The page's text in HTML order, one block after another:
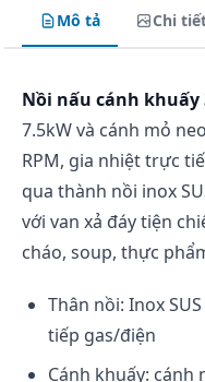
Mô tả Chi
Nồi nấu cánh khuấy
7.5kW và cánh mỏ
RPM, gia nhiệt trực
qua thành nồi inox
với van xả đáy tiện
cháo, soup, thực
Thân nồi: Inox
tiếp gas/điện
Cánh khuấy: cánh